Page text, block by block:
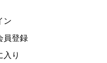
ン
員登録
入り